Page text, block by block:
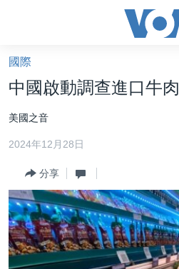
礙
鏈
接
跳
轉
容
跳
轉
到
導
美國大選2024
港澳
台灣
美中關係
海外港人
新聞自由
揭謊頻道
國際
中國啟動調查進口牛肉
美國之音
2024年12月28日
分享